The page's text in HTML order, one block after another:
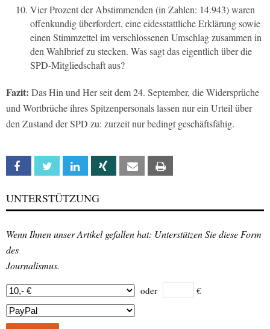
Vier Prozent der Abstimmenden (in Zahlen: 14.943) waren
offenkundig überfordert, eine eidesstattliche Erklärung sowie
einen Stimmzettel im verschlossenen Umschlag zusammen in
den Wahlbrief zu stecken. Was sagt das eigentlich über die
SPD-Mitgliedschaft aus?
Fazit: Das Hin und Her seit dem 24. September, die Widersprüche
und Wortbrüche ihres Spitzenpersonals lassen nur ein Urteil über
den Zustand der SPD zu: zurzeit nur bedingt geschäftsfähig.
Facebook Twitter Linkedin Xing Email
UNTERSTÜTZUNG
Wenn Ihnen unser Artikel gefallen hat: Unterstützen Sie diese Form
des
Journalismus.
oder €